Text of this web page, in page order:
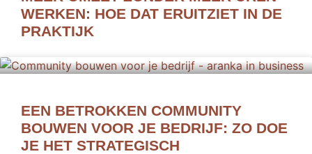
WERKEN: HOE DAT ERUITZIET IN DE
PRAKTIJK
EEN BETROKKEN COMMUNITY
BOUWEN VOOR JE BEDRIJF: ZO DOE
JE HET STRATEGISCH